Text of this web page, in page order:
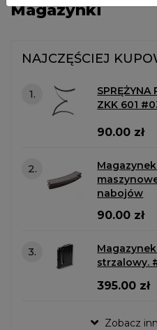
Magazynki
NAJCZĘŚCIEJ
1.
SPRĘŻYNA
ZKK 601
90.00 zł
2.
nabojów
90.00 zł
3.
Magazynek
strzalowy.
395.00 zł
Zobacz